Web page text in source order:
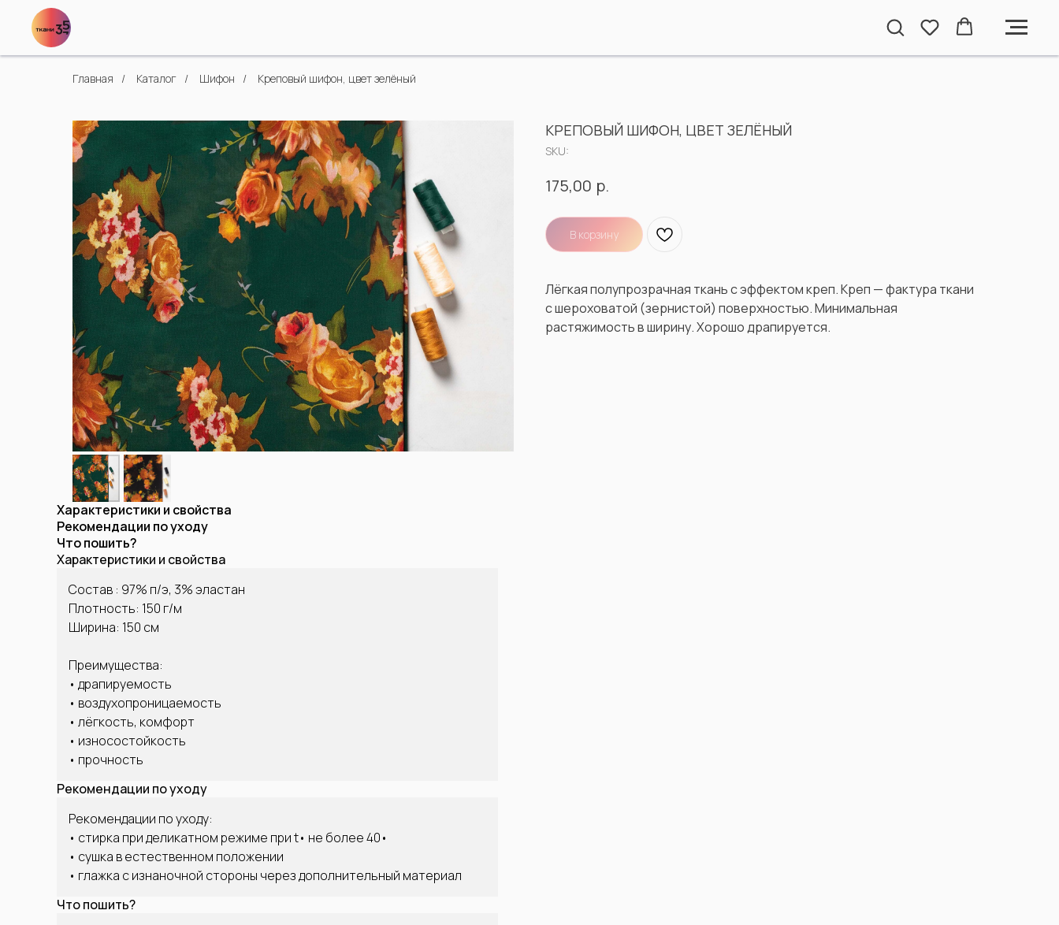
Главная / Каталог / Шифон / Креповый шифон, цвет зелёный
КРЕПОВЫЙ ШИФОН, ЦВЕТ ЗЕЛЁНЫЙ
SKU:
175,00 р.
В корзину
Лёгкая полупрозрачная ткань с эффектом креп. Креп — фактура ткани
с шероховатой (зернистой) поверхностью. Минимальная
растяжимость в ширину. Хорошо драпируется.
Характеристики и свойства
Рекомендации по уходу
Что пошить?
Характеристики и свойства
Состав : 97% п/э, 3% эластан
Плотность: 150 г/м
Ширина: 150 см
Преимущества:
• драпируемость
• воздухопроницаемость
• лёгкость, комфорт
• износостойкость
• прочность
Рекомендации по уходу
Рекомендации по уходу:
• стирка при деликатном режиме при t• не более 40•
• сушка в естественном положении
• глажка с изнаночной стороны через дополнительный материал
Что пошить?